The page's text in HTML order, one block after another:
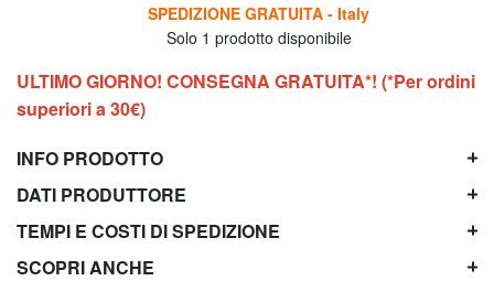
SPEDIZIONE GRATUITA - Italy
Solo 1 prodotto disponibile
ULTIMO GIORNO! CONSEGNA GRATUITA*! (*Per ordini
superiori a 30€)
INFO PRODOTTO
DATI PRODUTTORE
TEMPI E COSTI DI SPEDIZIONE
SCOPRI ANCHE